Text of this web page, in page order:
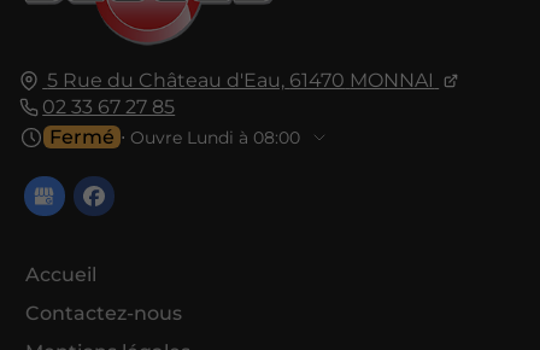
5 Rue du Château d'Eau, 61470 MONNAI
02 33 67 27 85
Fermé ⋅ Ouvre Lundi à 08:00
Accueil
Contactez-nous